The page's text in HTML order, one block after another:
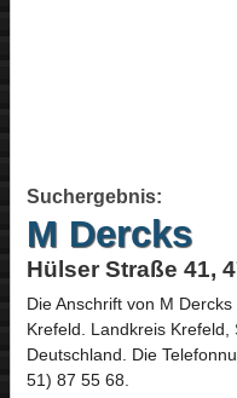
Suchergebnis:
M Dercks
Hülser Straße 41,
Die Anschrift von M Dercks
Krefeld. Landkreis Krefeld,
Deutschland. Die
51) 87 55 68.